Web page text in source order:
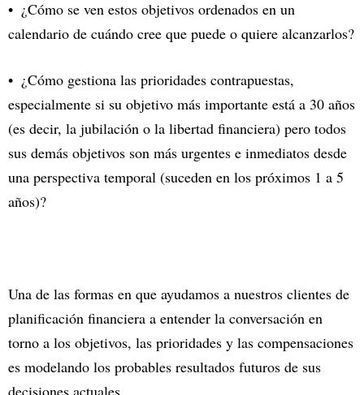
¿Cómo se ven estos objetivos ordenados en un
calendario de cuándo cree que puede o quiere alcanzarlos?
¿Cómo gestiona las prioridades contrapuestas,
especialmente si su objetivo más importante está a 30 años
(es decir, la jubilación o la libertad financiera) pero todos
sus demás objetivos son más urgentes e inmediatos desde
una perspectiva temporal (suceden en los próximos 1 a 5
años)?
Una de las formas en que ayudamos a nuestros clientes de
planificación financiera a entender la conversación en
torno a los objetivos, las prioridades y las compensaciones
es modelando los probables resultados futuros de sus
decisiones actuales.